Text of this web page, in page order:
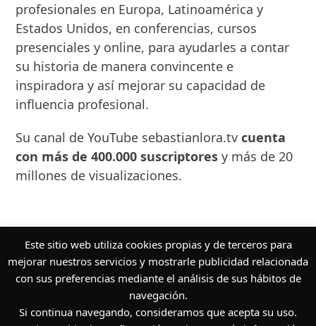
profesionales en Europa, Latinoamérica y
Estados Unidos, en conferencias, cursos
presenciales y online, para ayudarles a contar
su historia de manera convincente e
inspiradora y así mejorar su capacidad de
influencia profesional.
Su canal de YouTube sebastianlora.tvcuenta
con más de 400.000 suscriptores y más de 20
millones de visualizaciones.
ENVIAR A ESPAÑA
ENVIAR A AMÉRICA
ENVIAR A EUROPA
Este sitio web utiliza cookies propias y de terceros para
mejorar nuestros servicios y mostrarle publicidad relacionada
con sus preferencias mediante el análisis de sus hábitos de
navegación.
Si continua navegando, consideramos que acepta su uso.